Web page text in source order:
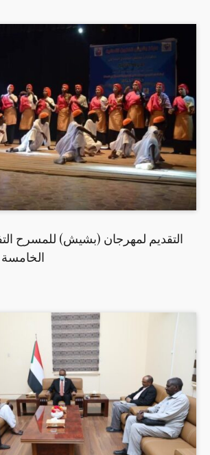
التقديم لمهرجان (بشيش) للمسرح